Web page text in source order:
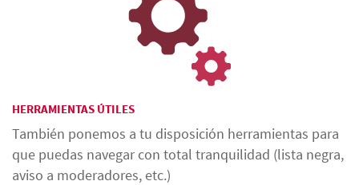
HERRAMIENTAS ÚTILES
También ponemos a tu disposición herramientas para
que puedas navegar con total tranquilidad (lista negra,
aviso a moderadores, etc.)